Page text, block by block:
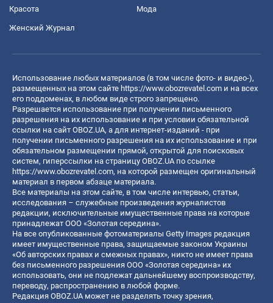
Красота Мода
Женский Журнал
Использование любых материалов (в том числе фото- и видео-),
размещенных на этом сайте https://www.obozrevatel.com и на всех
его поддоменах, в любом виде строго запрещено.
Разрешается использование при получении письменного
разрешения на их использование и при условии обязательной
ссылки на сайт OBOZ.UA, а для интернет-изданий - при
получении письменного разрешения на их использование и при
обязательном размещении прямой, открытой для поисковых
систем, гиперссылки на страницу OBOZ.UA по ссылке
https://www.obozrevatel.com, на которой размещен оригинальный
материал в первом абзаце материала.
Все материалы на этом сайте, в том числе интервью, статьи,
исследования – служебные произведения журналистов
редакции, исключительные имущественные права на которые
принадлежат ООО «Золотая середина».
На все опубликованные фотоматериалы Getty Images редакция
имеет имущественные права, защищаемые законом Украины
«Об авторских правах и смежных правах», никто не имеет права
без письменного разрешения ООО «Золотая середина» их
использовать, они не подлежат дальнейшему воспроизводству,
переводу, распространению в любой форме.
Редакция OBOZ.UA может не разделять точку зрения,